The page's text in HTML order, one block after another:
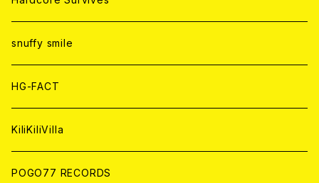
ANALOG
ANALOG
CD
ANALOG
CD
ANALOG
WORLD
CD
ANALOG
snuffy smile
HG-FACT
KiliKiliVilla
POGO77 RECORDS